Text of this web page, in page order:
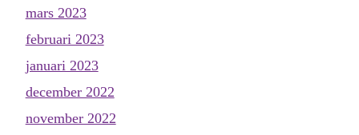
mars 2023
februari 2023
januari 2023
december 2022
november 2022